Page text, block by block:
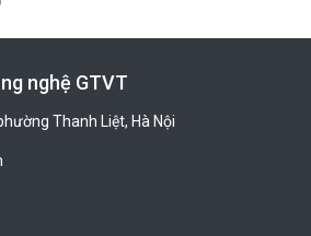
nghệ GTVT
Thanh Liệt, Hà Nội